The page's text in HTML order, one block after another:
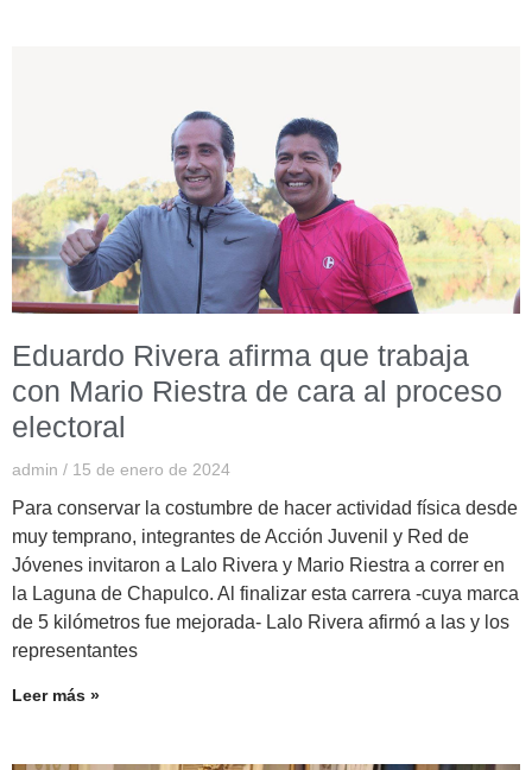
Eduardo Rivera afirma que trabaja
con Mario Riestra de cara al proceso
electoral
admin 15 de enero de 2024
Para conservar la costumbre de hacer actividad física desde
muy temprano, integrantes de Acción Juvenil y Red de
Jóvenes invitaron a Lalo Rivera y Mario Riestra a correr en
la Laguna de Chapulco. Al finalizar esta carrera -cuya marca
de 5 kilómetros fue mejorada- Lalo Rivera afirmó a las y los
representantes
Leer más »